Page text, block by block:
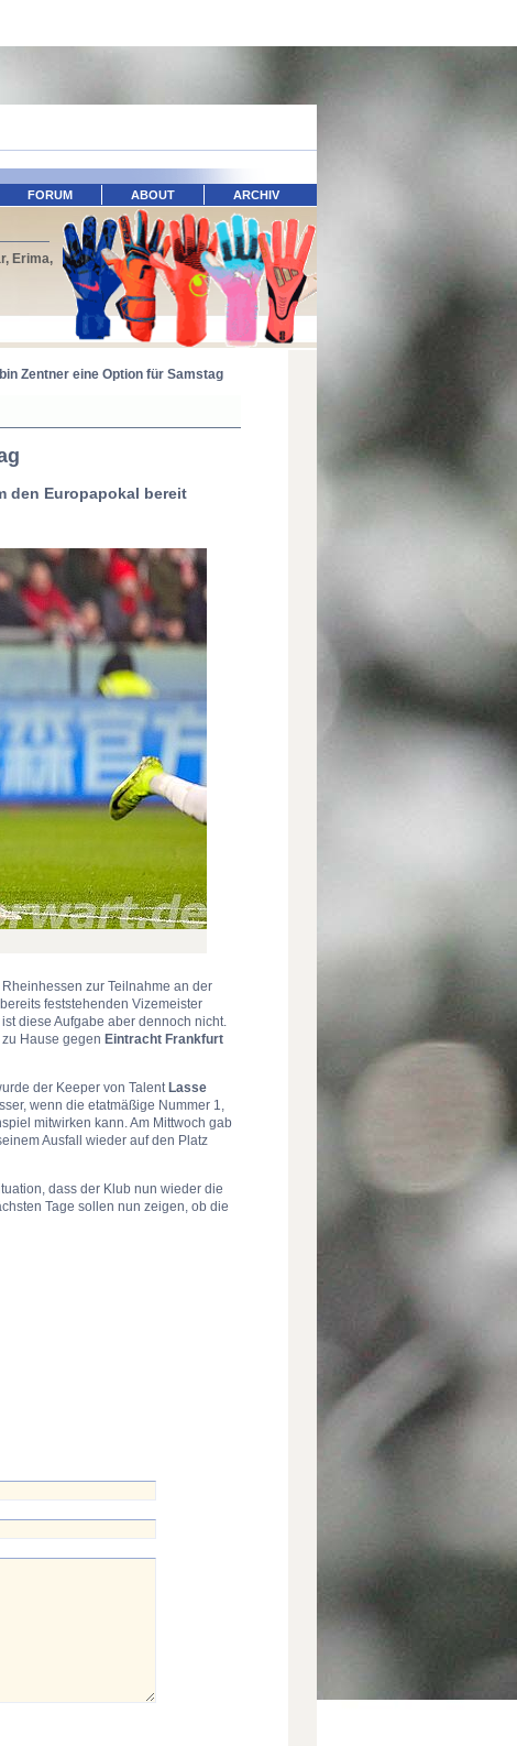
FORUM ABOUT ARCHIV
Erima,
Zentner eine Option für Samstag
den Europapokal bereit
zur Teilnahme an der
feststehenden Vizemeister
diese Aufgabe aber dennoch nicht.
Hause gegen Eintracht Frankfurt
der Keeper von Talent Lasse
wenn die etatmäßige Nummer 1,
mitwirken kann. Am Mittwoch gab
Ausfall wieder auf den Platz
dass der Klub nun wieder die
Tage sollen nun zeigen, ob die